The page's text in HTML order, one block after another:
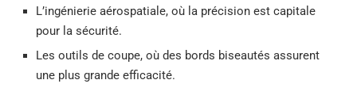
L’ingénierie aérospatiale, où la précision est capitale
pour la sécurité.
Les outils de coupe, où des bords biseautés assurent
une plus grande efficacité.